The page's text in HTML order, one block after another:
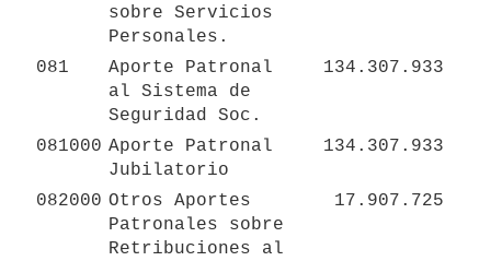
sobre Servicios
Personales.
081
Aporte Patronal
al Sistema de
Seguridad Soc.
134.307.933
081000 Aporte Patronal
Jubilatorio
134.307.933
082000 Otros Aportes
Patronales sobre
Retribuciones al
17.907.725